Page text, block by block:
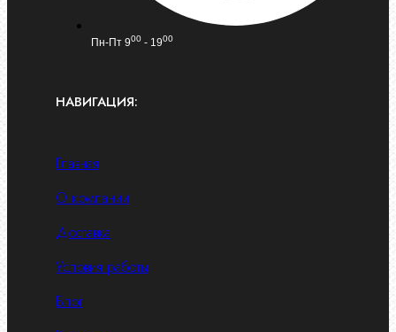
Пн-Пт 900 - 1900
НАВИГАЦИЯ:
Главная
О компании
Доставка
Условия работы
Блог